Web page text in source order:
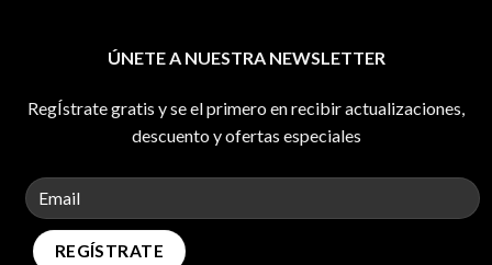
ÚNETE A NUESTRA NEWSLETTER
RegÍstrate gratis y se el primero en recibir actualizaciones,
descuento y ofertas especiales